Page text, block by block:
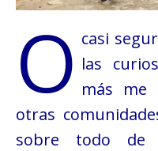
O casi
las
más me
otras
sobre todo de